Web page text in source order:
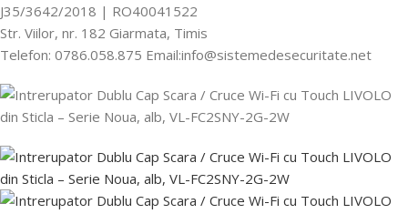
J35/3642/2018 | RO40041522
Str. Viilor, nr. 182 Giarmata, Timis
Telefon: 0786.058.875 Email:info@sistemedesecuritate.net